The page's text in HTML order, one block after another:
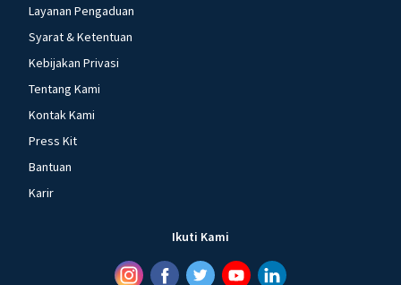
Layanan Pengaduan
Syarat & Ketentuan
Kebijakan Privasi
Tentang Kami
Kontak Kami
Press Kit
Bantuan
Karir
Ikuti Kami